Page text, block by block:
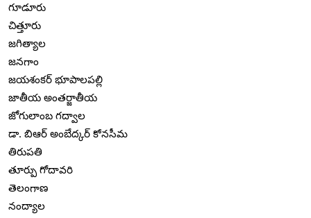
గూడూరు
చిత్తూరు
జగిత్యాల
జనగాం
జయశంకర్ భూపాలపల్లి
జాతీయ అంతర్జాతీయ
జోగులాంబ గద్వాల
డా. బిఆర్ అంబేద్కర్ కోనసీమ
తిరుపతి
తూర్పు గోదావరి
తెలంగాణ
నంద్యాల